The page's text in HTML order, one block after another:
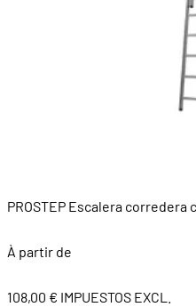
PROSTEP Escalera corredera
À partir de
108,00 € IMPUESTOS EXCL.